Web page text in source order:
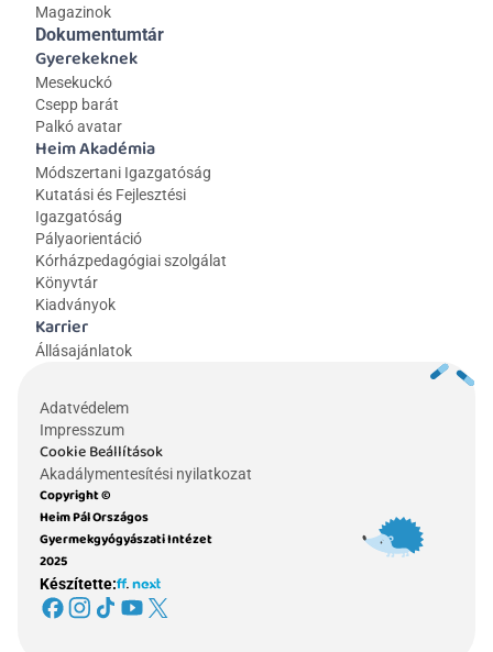
Magazinok
Gyerekeknek
Mesekuckó
Csepp barát
Palkó avatar
Heim Akadémia
Módszertani Igazgatóság
Kutatási és Fejlesztési
Igazgatóság
Pályaorientáció
Kórházpedagógiai szolgálat
Könyvtár
Kiadványok
Karrier
Állásajánlatok
Dokumentumtár
Adatvédelem
Impresszum
Cookie Beállítások
Akadálymentesítési nyilatkozat
Copyright ©
Heim Pál Országos
Gyermekgyógyászati Intézet
2025
Készítette: